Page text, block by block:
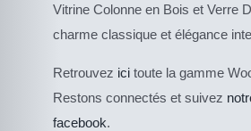
Vitrine Colonne en Bois et Verre
charme classique et élégance
Retrouvez ici toute la gamme
Restons connectés et suivez
facebook.
DESCRIPTIF DU